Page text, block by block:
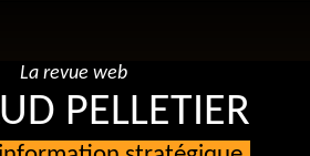
La revue web
PELLETIER